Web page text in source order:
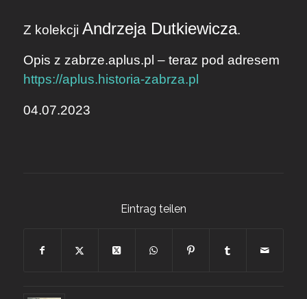
Z kolekcji Andrzeja Dutkiewicza.
Opis z zabrze.aplus.pl – teraz pod adresem
https://aplus.historia-zabrza.pl
04.07.2023
Eintrag teilen